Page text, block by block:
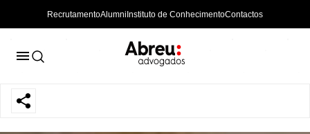
RecrutamentoAlumni Instituto de ConhecimentoContactos